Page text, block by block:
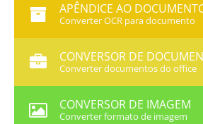
APÊNDICE AO
Converter OCR para documento
CONVERSOR DE
Converter documentos do office
CONVERSOR DE IMAGEM
Converter formato de imagem